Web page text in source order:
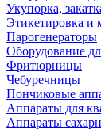
Укупорка,
Этикетировка и
Парогенераторы
Оборудование
Фритюрницы
Чебуречницы
Пончиковые
Аппараты для
Аппараты